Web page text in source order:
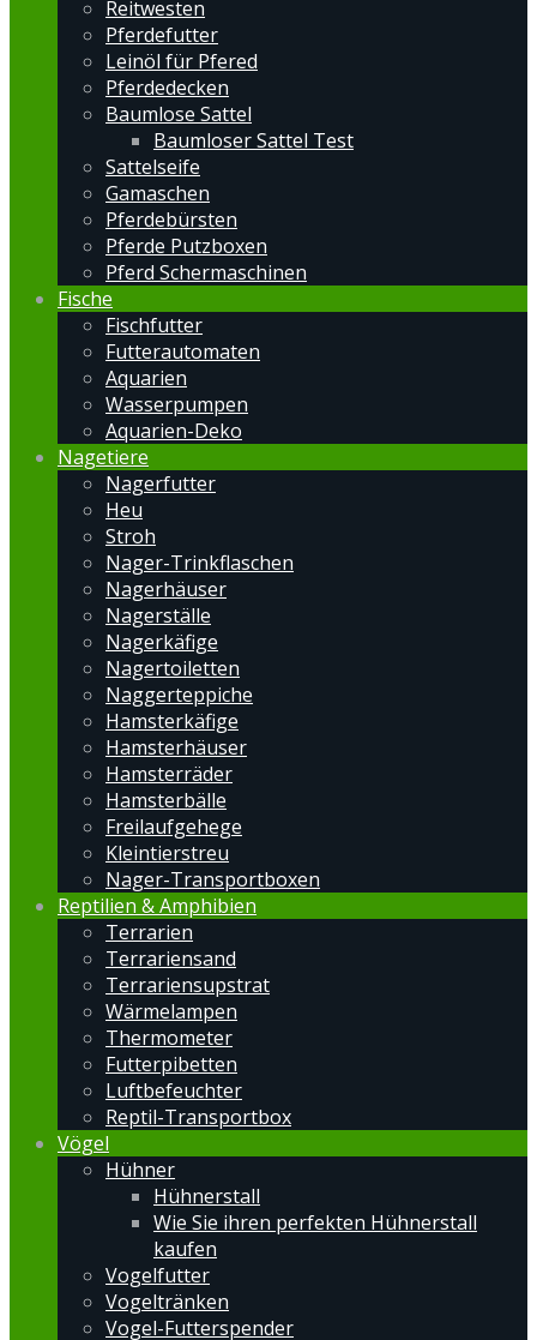
Reitwesten
Pferdefutter
Leinöl für Pfered
Pferdedecken
Baumlose Sattel
Baumloser Sattel Test
Sattelseife
Gamaschen
Pferdebürsten
Pferde Putzboxen
Pferd Schermaschinen
Fische
Fischfutter
Futterautomaten
Aquarien
Wasserpumpen
Aquarien-Deko
Nagetiere
Nagerfutter
Heu
Stroh
Nager-Trinkflaschen
Nagerhäuser
Nagerställe
Nagerkäfige
Nagertoiletten
Naggerteppiche
Hamsterkäfige
Hamsterhäuser
Hamsterräder
Hamsterbälle
Freilaufgehege
Kleintierstreu
Nager-Transportboxen
Reptilien & Amphibien
Terrarien
Terrariensand
Terrariensupstrat
Wärmelampen
Thermometer
Futterpibetten
Luftbefeuchter
Reptil-Transportbox
Vögel
Hühner
Hühnerstall
Wie Sie ihren perfekten Hühnerstall
kaufen
Vogelfutter
Vogeltränken
Vogel-Futterspender